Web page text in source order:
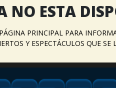
NO ESTA
PRINCIPAL PARA
Y ESPECTÁCULOS QUE SE